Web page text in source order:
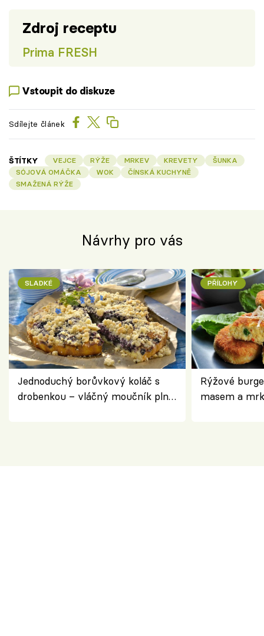
Zdroj receptu
Prima FRESH
Vstoupit do diskuze
Sdílejte článek
ŠTÍTKY VEJCE RÝŽE MRKEV KREVETY
ŠUNKA
SÓJOVÁ OMÁČKA
WOK
ČÍNSKÁ KUCHYNĚ
SMAŽENÁ RÝŽE
Návrhy pro vás
SLADKÉ
Jednoduchý borůvkový koláč s
drobenkou – vláčný moučník plný
PŘÍLOHY
Rýžové
masem a